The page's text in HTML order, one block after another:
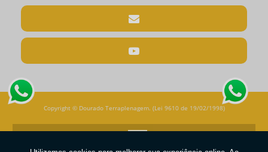
Copyright © Dourado Terraplenagem. (Lei 9610 de 19/02/1998)